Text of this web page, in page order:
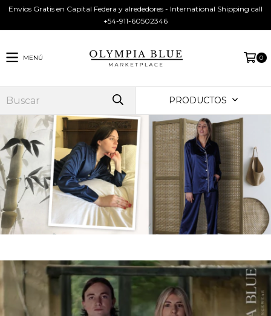
Envíos Gratis en Capital Federa y alrededores - International Shipping call
+54-911-60502346
MENÚ 0
PRODUCTOS